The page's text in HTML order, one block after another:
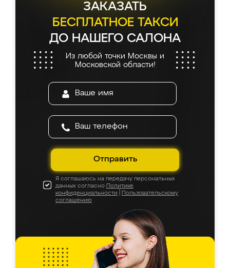
ЗАКАЗАТЬ
БЕСПЛАТНОЕ ТАКСИ
ДО НАШЕГО САЛОНА
Из любой точки Москвы и
Московской области!
Отправить
Я соглашаюсь на передачу персональных
данных согласно Политике
конфиденциальности
Пользовательскому
соглашению